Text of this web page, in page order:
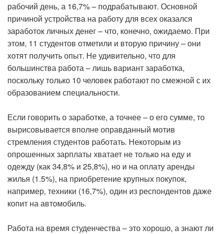
рабочий день, а 16,7% – подрабатывают. Основной
причиной устройства на работу для всех оказался
заработок личных денег – что, конечно, ожидаемо. При
этом, 11 студентов отметили и вторую причину – они
хотят получить опыт. Не удивительно, что для
большинства работа – лишь вариант заработка,
поскольку только 10 человек работают по смежной с их
образованием специальности.
Если говорить о заработке, а точнее – о его сумме, то
вырисовывается вполне оправданный мотив
стремления студентов работать. Некоторым из
опрошенных зарплаты хватает не только на еду и
одежду (как 34,8% и 25,8%), но и на оплату аренды
жилья (1.5%), на приобретение крупных покупок,
например, техники (16,7%), один из респондентов даже
копит на автомобиль.
Работа на время студенчества – это хорошо, а знают ли